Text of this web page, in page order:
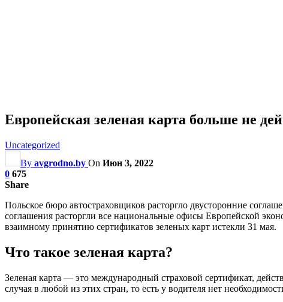
Европейская зеленая карта больше не
Uncategorized
By avgrodno.by On Июн 3, 2022
0 675
Share
Польское бюро автостраховщиков расторгло двусторонние
соглашения расторгли все национальные офисы Европейской
взаимному принятию сертификатов зеленых карт истекли 31 мая.
Что такое зеленая карта?
Зеленая карта — это международный страховой сертификат,
случая в любой из этих стран, то есть у водителя нет